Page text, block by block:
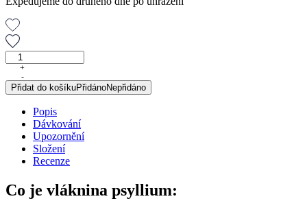
Vláknina
Psyllium,
100
g
množství
+
-
Přidat do košíkuPřidánoNepřidáno
Popis
Dávkování
Upozornění
Složení
Recenze
Co je vláknina psyllium: